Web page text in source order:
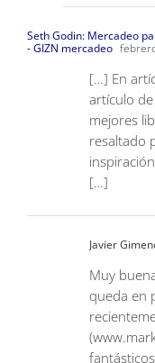
Seth Godin: Mercadeo
- GIZN mercadeo
[…] En
artículo
mejores
resaltado
[…]
Javier
Muy
queda en